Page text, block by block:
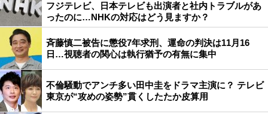
フジテレビ、日本テレビも出演者と社内トラブルがあ
ったのに…NHKの対応はどう見ますか？
斉藤慎二被告に懲役7年求刑、運命の判決は11月16
日…視聴者の関心は執行猶予の有無に集中
不倫騒動でアンチ多い田中圭をドラマ主演に？ テレビ
東京が“攻めの姿勢”貫くしたたか皮算用